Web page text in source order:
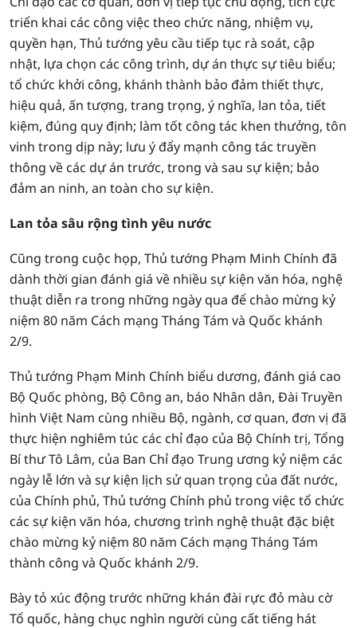
triển khai các công việc theo chức năng, nhiệm vụ,
quyền hạn, Thủ tướng yêu cầu tiếp tục rà soát, cập
nhật, lựa chọn các công trình, dự án thực sự tiêu biểu;
tổ chức khởi công, khánh thành bảo đảm thiết thực,
hiệu quả, ấn tượng, trang trọng, ý nghĩa, lan tỏa, tiết
kiệm, đúng quy định; làm tốt công tác khen thưởng, tôn
vinh trong dịp này; lưu ý đẩy mạnh công tác truyền
thông về các dự án trước, trong và sau sự kiện; bảo
đảm an ninh, an toàn cho sự kiện.
Lan tỏa sâu rộng tình yêu nước
Cũng trong cuộc họp, Thủ tướng Phạm Minh Chính đã
dành thời gian đánh giá về nhiều sự kiện văn hóa, nghệ
thuật diễn ra trong những ngày qua để chào mừng kỷ
niệm 80 năm Cách mạng Tháng Tám và Quốc khánh
2/9.
Thủ tướng Phạm Minh Chính biểu dương, đánh giá cao
Bộ Quốc phòng, Bộ Công an, báo Nhân dân, Đài Truyền
hình Việt Nam cùng nhiều Bộ, ngành, cơ quan, đơn vị đã
thực hiện nghiêm túc các chỉ đạo của Bộ Chính trị, Tổng
Bí thư Tô Lâm, của Ban Chỉ đạo Trung ương kỷ niệm các
ngày lễ lớn và sự kiện lịch sử quan trọng của đất nước,
của Chính phủ, Thủ tướng Chính phủ trong việc tổ chức
các sự kiện văn hóa, chương trình nghệ thuật đặc biệt
chào mừng kỷ niệm 80 năm Cách mạng Tháng Tám
thành công và Quốc khánh 2/9.
Bày tỏ xúc động trước những khán đài rực đỏ màu cờ
Tổ quốc, hàng chục nghìn người cùng cất tiếng hát